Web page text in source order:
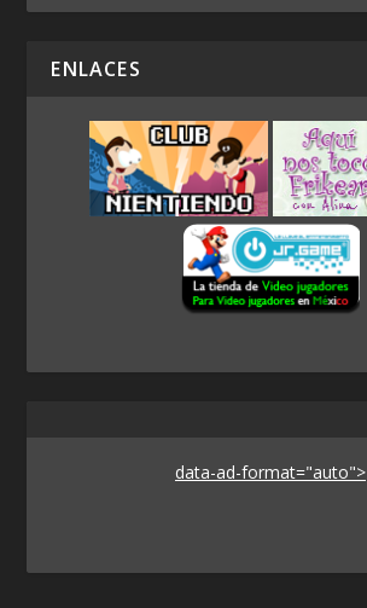
ENLACES
data-ad-format="auto">